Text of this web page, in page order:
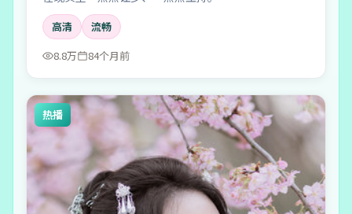
高清
流畅
8.8万
84个月前
热播